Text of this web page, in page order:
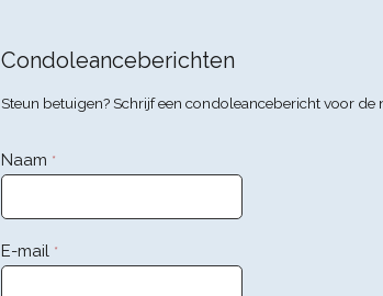
Condoleanceberichten
Steun betuigen? Schrijf een condoleancebericht voor
Naam *
E-mail *